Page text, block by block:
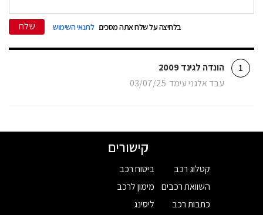
בלחיצה על שלח אתה מסכים לתנאי השימוש שלח
1
הונדה לגינד 2009
עבד אלגני עימד 03/07/25
קישורים
קטלוג רכב
השוואת רכבים
כתבות רכב
ביטוח רכב
מימון לרכב
ליסינג